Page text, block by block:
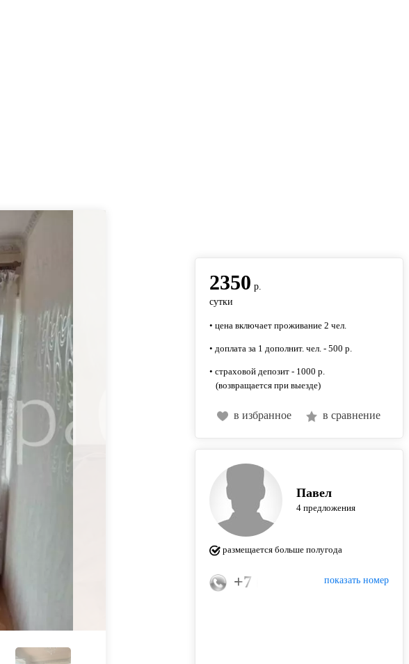
2350 р.
сутки
• цена включает проживание 2 чел.
• доплата за 1 дополнит. чел. - 500 р.
• страховой депозит - 1000 р.
(возвращается при выезде)
в избранное в сравнение
Павел
4 предложения
размещается больше полугода
показать номер
+7 (926) 876-14-42